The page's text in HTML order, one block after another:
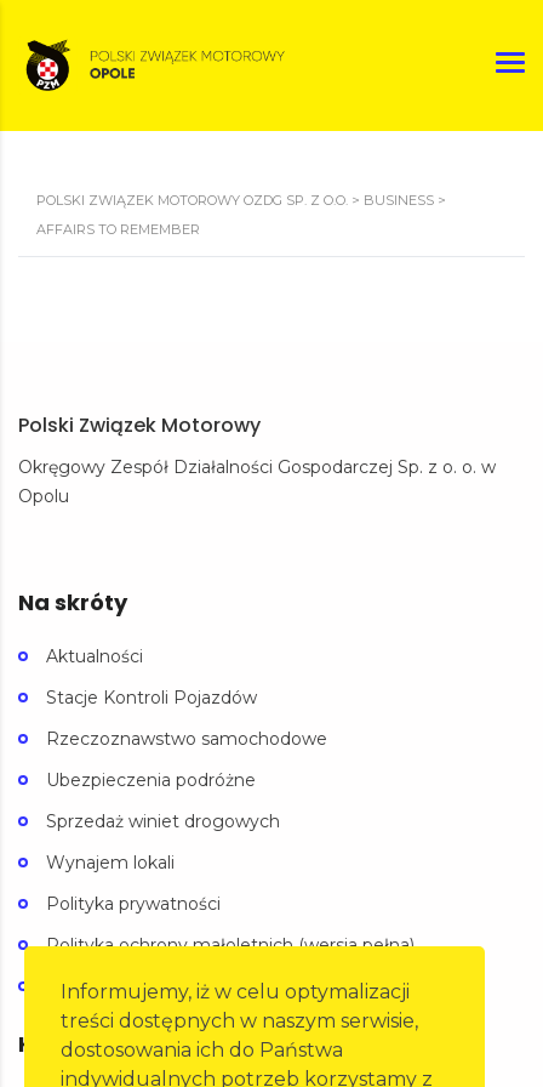
POLSKI ZWIĄZEK MOTOROWY OZDG SP. Z O.O. > BUSINESS >
AFFAIRS TO REMEMBER
Polski Związek Motorowy
Okręgowy Zespół Działalności Gospodarczej Sp. z o. o. w
Opolu
Na skróty
Aktualności
Stacje Kontroli Pojazdów
Rzeczoznawstwo samochodowe
Ubezpieczenia podróżne
Sprzedaż winiet drogowych
Wynajem lokali
Polityka prywatności
Polityka ochrony małoletnich (wersja pełna)
Polityka ochrony małoletnich (wersja skrócona)
Kontakt
Informujemy, iż w celu optymalizacji
treści dostępnych w naszym serwisie,
dostosowania ich do Państwa
indywidualnych potrzeb korzystamy z